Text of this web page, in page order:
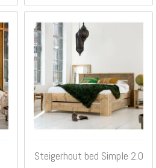
Steigerhout bed Simple 2.0